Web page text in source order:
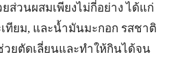
ส่วนผสมเพียงไม่กี่อย่าง ได้แก่
ทียม, และน้ำมันมะกอก รสชาติ
วยตัดเลี่ยนและทำให้กินได้จน